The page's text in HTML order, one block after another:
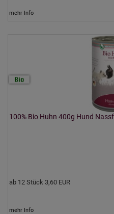
mehr Info
100% Bio Huhn 400g Hund
ab 12 Stück 3,60 EUR
mehr Info